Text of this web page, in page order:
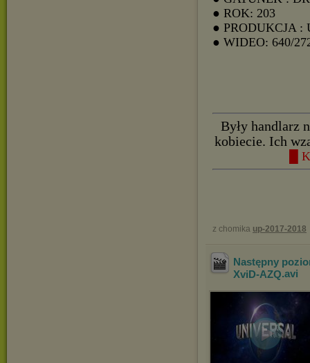
● ROK: 203
● PRODUKCJA :
● WIDEO: 640/
Były handlarz
kobiecie. Ich
█
z chomika up-2017-2018
Następny
XviD-AZQ.avi